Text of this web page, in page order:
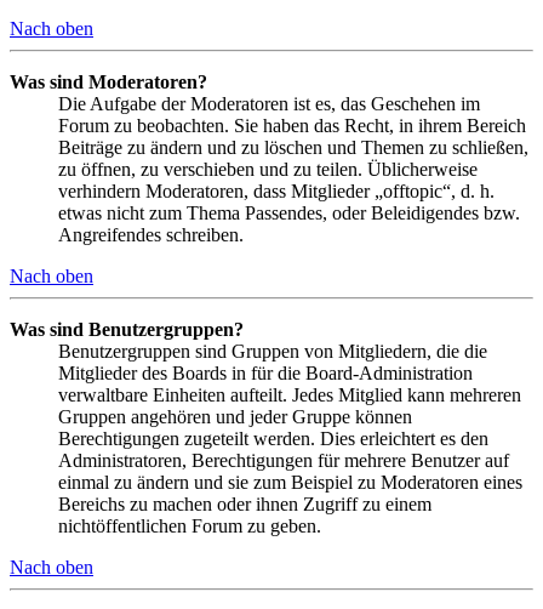
Nach oben
Was sind Moderatoren?
Die Aufgabe der Moderatoren ist es, das Geschehen im
Forum zu beobachten. Sie haben das Recht, in ihrem Bereich
Beiträge zu ändern und zu löschen und Themen zu schließen,
zu öffnen, zu verschieben und zu teilen. Üblicherweise
verhindern Moderatoren, dass Mitglieder „offtopic“, d. h.
etwas nicht zum Thema Passendes, oder Beleidigendes bzw.
Angreifendes schreiben.
Nach oben
Was sind Benutzergruppen?
Benutzergruppen sind Gruppen von Mitgliedern, die die
Mitglieder des Boards in für die Board-Administration
verwaltbare Einheiten aufteilt. Jedes Mitglied kann mehreren
Gruppen angehören und jeder Gruppe können
Berechtigungen zugeteilt werden. Dies erleichtert es den
Administratoren, Berechtigungen für mehrere Benutzer auf
einmal zu ändern und sie zum Beispiel zu Moderatoren eines
Bereichs zu machen oder ihnen Zugriff zu einem
nichtöffentlichen Forum zu geben.
Nach oben